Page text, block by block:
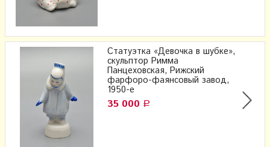
Статуэтка «Девочка в шубке»,
скульптор Римма
Панцеховская, Рижский
фарфоро-фаянсовый завод,
1950-е
35 000 Р